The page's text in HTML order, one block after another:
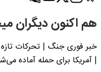
هم اکنون دیگران
خبر فوری جنگ | تحرکات تازه
| آمریکا برای حمله آماده